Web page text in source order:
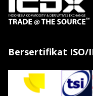
Bersertifikat ISO/